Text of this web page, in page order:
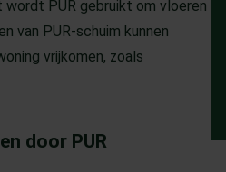
wordt PUR gebruikt om vloeren
van PUR-schuim kunnen
vrijkomen, zoals
door PUR